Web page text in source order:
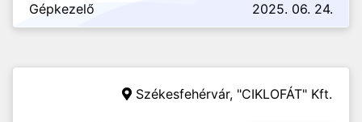
Gépkezelő 2025. 06. 24.
Székesfehérvár, "CIKLOFÁT" Kft.